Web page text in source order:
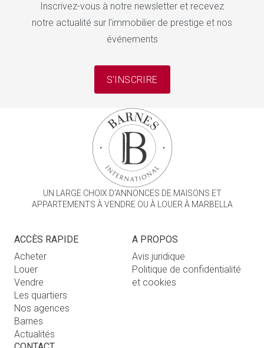
Inscrivez-vous à notre newsletter et recevez
notre actualité sur l'immobilier de prestige et nos
événements
S'INSCRIRE
UN LARGE CHOIX D'ANNONCES DE MAISONS ET
APPARTEMENTS À VENDRE OU À LOUER À MARBELLA
ACCÈS RAPIDE
Acheter
Louer
Vendre
Les quartiers
Nos agences
Barnes
Actualités
A PROPOS
Avis juridique
Politique de confidentialité
et cookies